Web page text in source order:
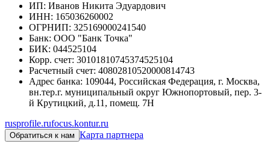
ИП: Иванов Никита Эдуардович
ИНН: 165036260002
ОГРНИП: 325169000241540
Банк: ООО "Банк Точка"
БИК: 044525104
Корр. счет: 30101810745374525104
Расчетный счет: 40802810520000814743
Адрес банка: 109044, Российская Федерация, г. Москва,
вн.тер.г. муниципальный округ Южнопортовый, пер. 3-
й Крутицкий, д.11, помещ. 7Н
rusprofile.rufocus.kontur.ru
Обратиться к нам Карта партнера